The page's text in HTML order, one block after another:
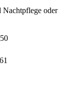
Nachtpflege oder